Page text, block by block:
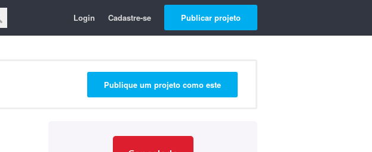
Login Cadastre-se Publicar projeto
Publique um projeto como este